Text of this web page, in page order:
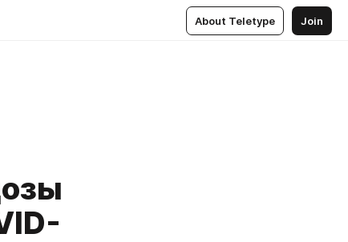
About Teletype Join